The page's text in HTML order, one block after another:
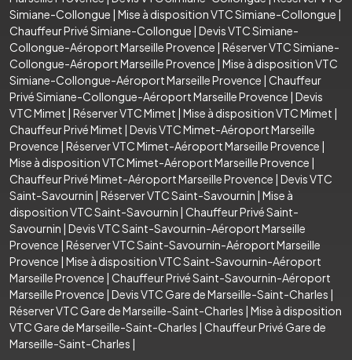
Simiane-Collongue | Mise à disposition VTC Simiane-Collongue |
Chauffeur Privé Simiane-Collongue | Devis VTC Simiane-
Collongue-Aéroport Marseille Provence | Réserver VTC Simiane-
Collongue-Aéroport Marseille Provence | Mise à disposition VTC
Simiane-Collongue-Aéroport Marseille Provence | Chauffeur
Privé Simiane-Collongue-Aéroport Marseille Provence | Devis
VTC Mimet | Réserver VTC Mimet | Mise à disposition VTC Mimet |
Chauffeur Privé Mimet | Devis VTC Mimet-Aéroport Marseille
Provence | Réserver VTC Mimet-Aéroport Marseille Provence |
Mise à disposition VTC Mimet-Aéroport Marseille Provence |
Chauffeur Privé Mimet-Aéroport Marseille Provence | Devis VTC
Saint-Savournin | Réserver VTC Saint-Savournin | Mise à
disposition VTC Saint-Savournin | Chauffeur Privé Saint-
Savournin | Devis VTC Saint-Savournin-Aéroport Marseille
Provence | Réserver VTC Saint-Savournin-Aéroport Marseille
Provence | Mise à disposition VTC Saint-Savournin-Aéroport
Marseille Provence | Chauffeur Privé Saint-Savournin-Aéroport
Marseille Provence | Devis VTC Gare de Marseille-Saint-Charles |
Réserver VTC Gare de Marseille-Saint-Charles | Mise à disposition
VTC Gare de Marseille-Saint-Charles | Chauffeur Privé Gare de
Marseille-Saint-Charles |